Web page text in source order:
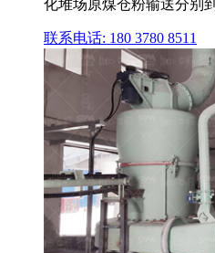
化堆场原煤仓粉输送分别
联系电话: 180 3780 8511